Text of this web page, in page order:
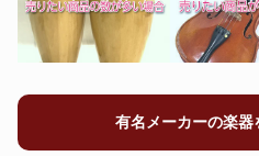
最新機材、すぐ現金化。
マーシャル
B.C.Rich
Danelectro
有名メーカーの楽器